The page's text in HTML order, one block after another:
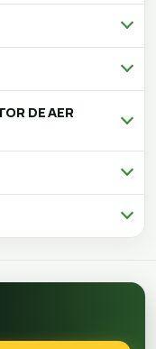
DE AER